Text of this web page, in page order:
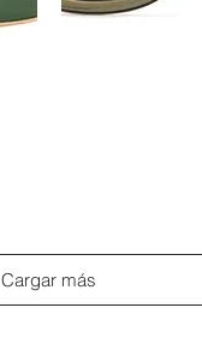
Cargar más